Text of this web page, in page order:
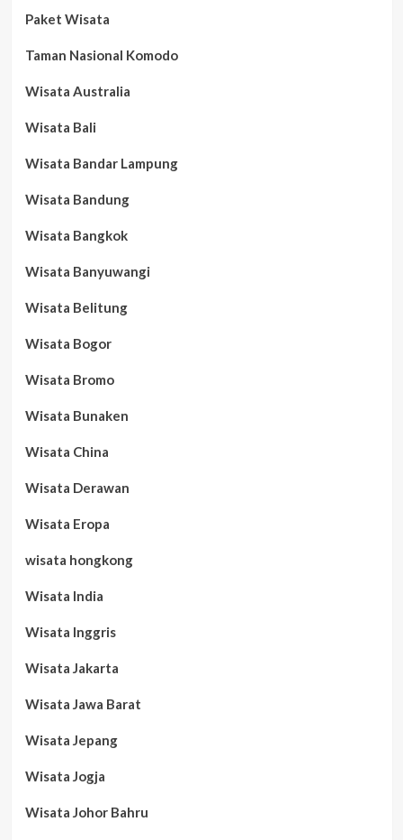
Paket Wisata
Taman Nasional Komodo
Wisata Australia
Wisata Bali
Wisata Bandar Lampung
Wisata Bandung
Wisata Bangkok
Wisata Banyuwangi
Wisata Belitung
Wisata Bogor
Wisata Bromo
Wisata Bunaken
Wisata China
Wisata Derawan
Wisata Eropa
wisata hongkong
Wisata India
Wisata Inggris
Wisata Jakarta
Wisata Jawa Barat
Wisata Jepang
Wisata Jogja
Wisata Johor Bahru